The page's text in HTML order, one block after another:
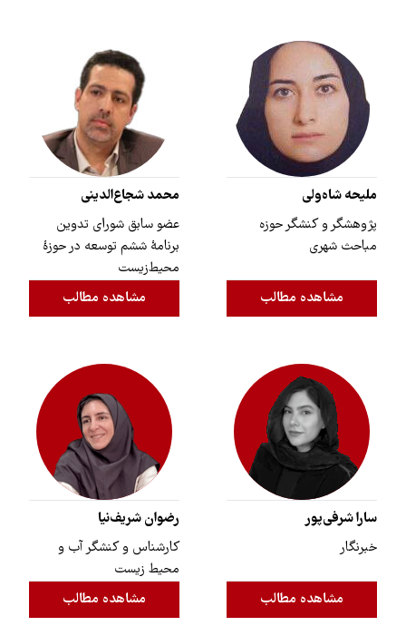
ملیحه شاه‌ولی
پژوهشگر و کنشگر حوزه
مباحث شهری
مشاهده مطالب
محمد شجاع‌الدینی
عضو سابق شورای تدوین
برنامۀ ششم توسعه در حوزۀ
محیط‌زیست
مشاهده مطالب
سارا شرفی‌پور
خبرنگار
مشاهده مطالب
رضوان شریف‌نیا
کارشناس و کنشگر آب و
محیط زیست
مشاهده مطالب